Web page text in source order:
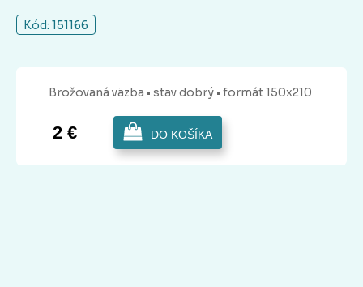
Kód: 151166
Brožovaná väzba • stav dobrý • formát 150x210
2 € DO KOŠÍKA